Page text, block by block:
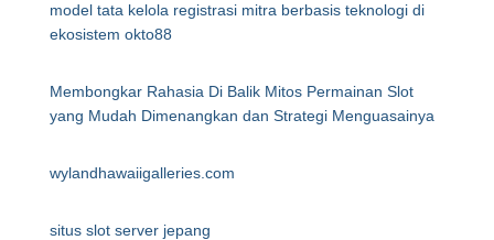
model tata kelola registrasi mitra berbasis teknologi di
ekosistem okto88
Membongkar Rahasia Di Balik Mitos Permainan Slot
yang Mudah Dimenangkan dan Strategi Menguasainya
wylandhawaiigalleries.com
situs slot server jepang